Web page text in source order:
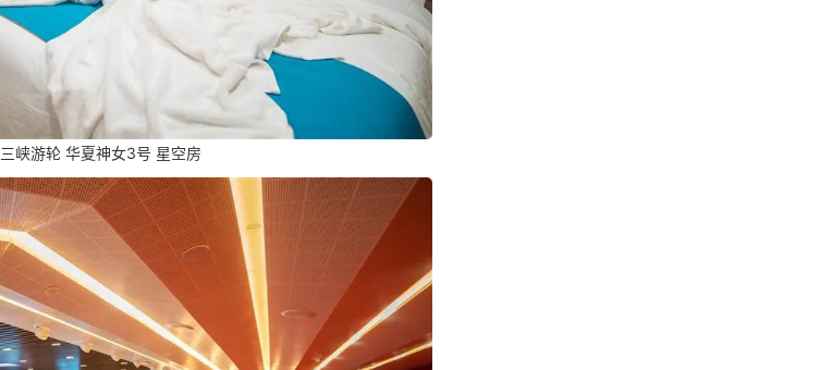
三峡游轮 华夏神女3号 星空房